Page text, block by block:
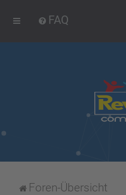
FAQ
Foren-Übersicht